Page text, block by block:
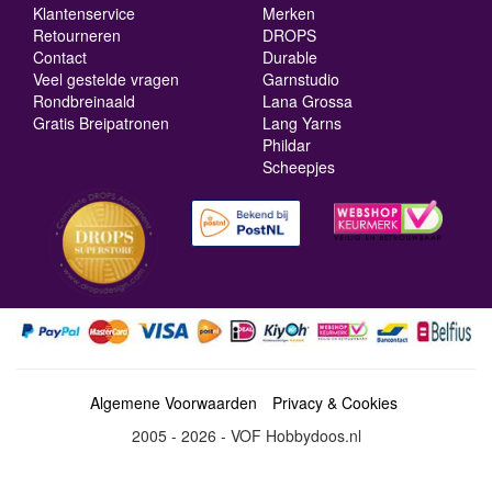
Klantenservice
Retourneren
Contact
Veel gestelde vragen
Rondbreinaald
Gratis Breipatronen
Merken
DROPS
Durable
Garnstudio
Lana Grossa
Lang Yarns
Phildar
Scheepjes
Algemene Voorwaarden
Privacy & Cookies
2005 - 2026 - VOF Hobbydoos.nl